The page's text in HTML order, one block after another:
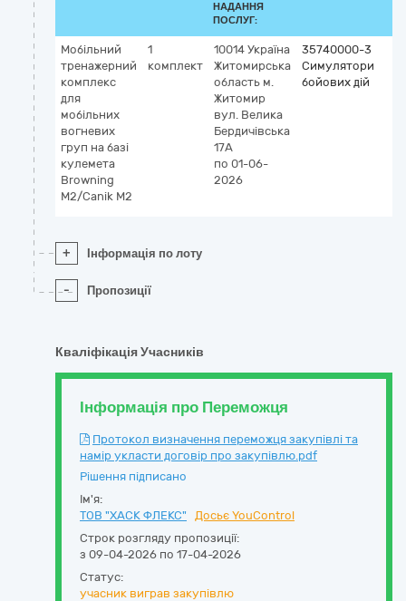
НАДАННЯ
ПОСЛУГ:
Мобільний
тренажерний
комплекс
для
мобільних
вогневих
груп на базі
кулемета
Browning
M2/Canik M2
1
комплект
10014 Україна
Житомирська
область м.
Житомир
вул. Велика
Бердичівська
17А
по 01-06-
2026
35740000-3
Симулятори
бойових дій
+ Інформація по лоту
- Пропозиції
Кваліфікація Учасників
Інформація про Переможця
Протокол визначення переможця закупівлі та
намір укласти договір про закупівлю.pdf
Рішення підписано
Ім'я:
ТОВ "ХАСК ФЛЕКС"
Досьє YouControl
Строк розгляду пропозиції:
з 09-04-2026 по 17-04-2026
Статус:
учасник виграв закупівлю